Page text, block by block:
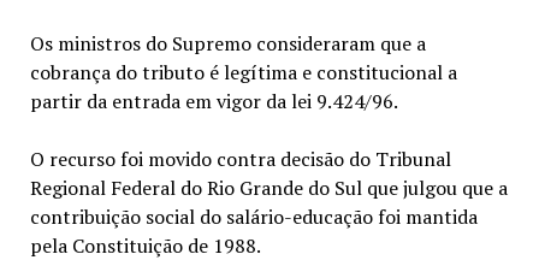
Os ministros do Supremo consideraram que a
cobrança do tributo é legítima e constitucional a
partir da entrada em vigor da lei 9.424/96.
O recurso foi movido contra decisão do Tribunal
Regional Federal do Rio Grande do Sul que julgou que a
contribuição social do salário-educação foi mantida
pela Constituição de 1988.